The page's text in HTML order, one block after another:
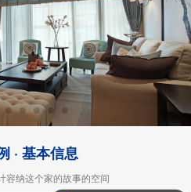
· 基本信息
容纳这个家的故事的空间